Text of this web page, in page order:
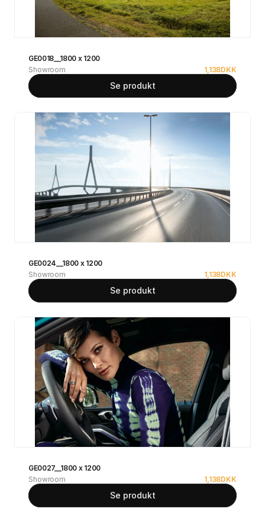
GE0018__1800 x 1200
Showroom
1,138DKK
Se produkt
GE0024__1800 x 1200
Showroom
1,138DKK
Se produkt
GE0027__1800 x 1200
Showroom
1,138DKK
Se produkt